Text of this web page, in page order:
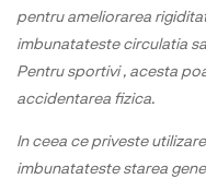
pentru ameliorarea
imbunatateste circulatia
Pentru sportivi , acesta
accidentarea fizica.
In ceea ce priveste
imbunatateste starea